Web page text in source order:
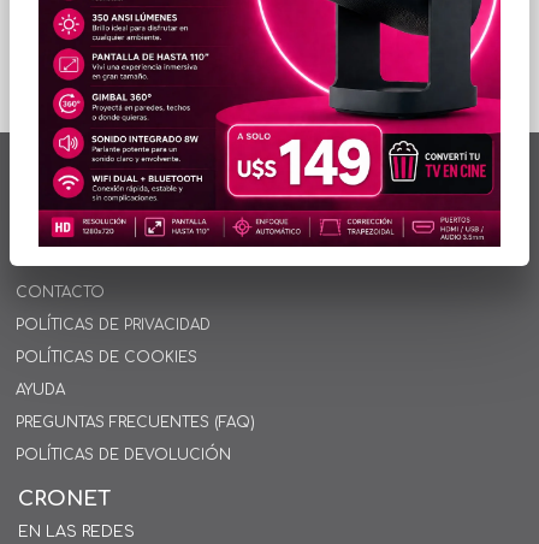
artículos en total
INFORMACIÓN
INICIO
CONTACTO
POLÍTICAS DE PRIVACIDAD
POLÍTICAS DE COOKIES
AYUDA
PREGUNTAS FRECUENTES (FAQ)
POLÍTICAS DE DEVOLUCIÓN
CRONET
EN LAS REDES